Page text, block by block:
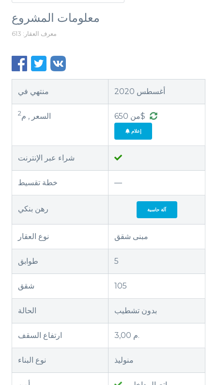
معلومات المشروع
معرف العقار: 613
منتهي في أغسطس 2020
السعر , م2 من 650$
إعلام
شراء عبر الإنترنت
خطة تقسيط —
رهن بنكي آلة حاسبة
نوع العقار مبنى شقق
طوابق 5
شقق 105
الحالة بدون تشطيب
ارتفاع السقف 3,00 م.
نوع البناء منوليذ